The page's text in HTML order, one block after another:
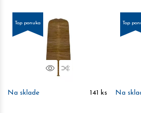
Top ponuka
NáhľadPorovnať
Na sklade 141 ks
Top
Na